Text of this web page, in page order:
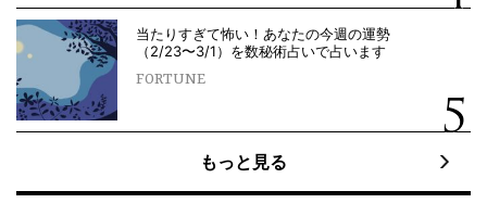
当たりすぎて怖い！あなたの今週の運勢
（2/23〜3/1）を数秘術占いで占います
FORTUNE
もっと見る